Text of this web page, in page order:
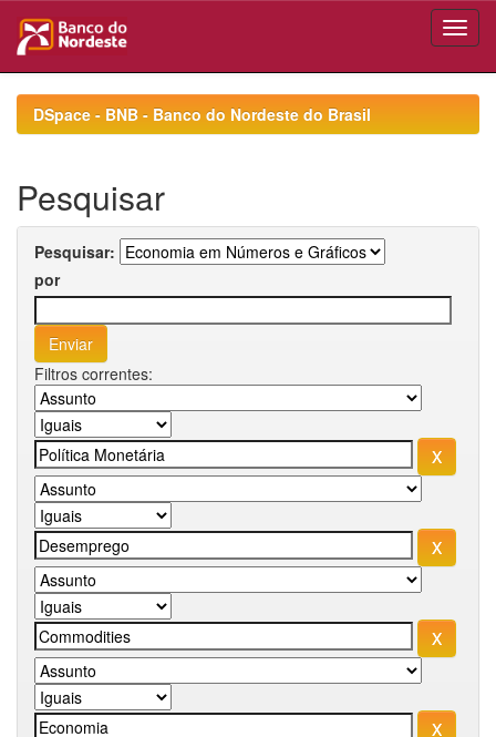
navigationDSpace - BNB - Banco do Nordeste do Brasil
Pesquisar
Pesquisar:
por
Filtros correntes: